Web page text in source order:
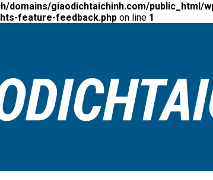
domains/giaodichtaichinh.com/public_html/
feature-feedback.php on line 1